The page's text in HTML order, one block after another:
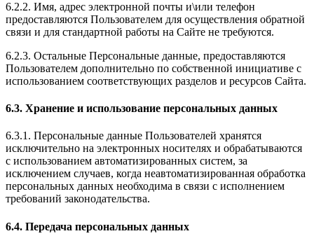
6.2.2. Имя, адрес электронной почты и\или телефон
предоставляются Пользователем для осуществления обратной
связи и для стандартной работы на Сайте не требуются.
6.2.3. Остальные Персональные данные, предоставляются
Пользователем дополнительно по собственной инициативе с
использованием соответствующих разделов и ресурсов Сайта.
6.3. Хранение и использование персональных данных
6.3.1. Персональные данные Пользователей хранятся
исключительно на электронных носителях и обрабатываются
с использованием автоматизированных систем, за
исключением случаев, когда неавтоматизированная обработка
персональных данных необходима в связи с исполнением
требований законодательства.
6.4. Передача персональных данных